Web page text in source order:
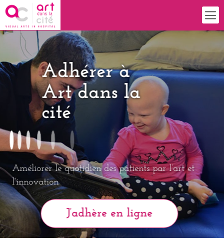
Adhérer à
Art dans la
cité
Améliorer le quotidien des patients par l’art et
l’innovation
J’adhère en ligne